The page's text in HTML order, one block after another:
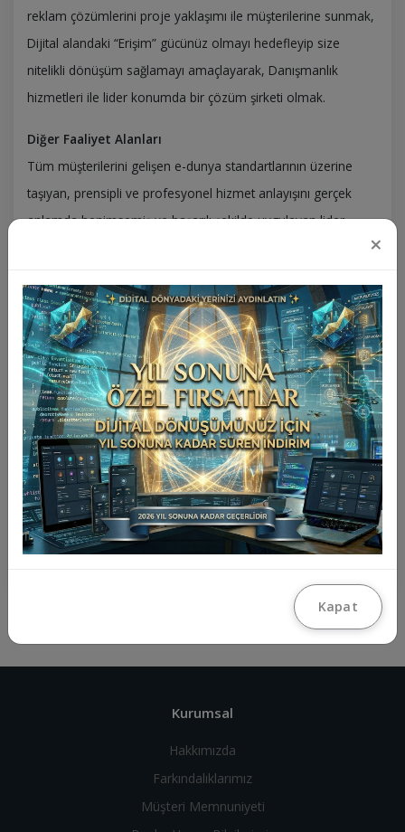
reklam çözümlerini proje yaklaşımı ile müşterilerine sunmak,
Dijital alandaki “Erişim” gücünüz olmayı hedefleyip size
nitelikli dönüşüm sağlamayı amaçlayarak, Danışmanlık
hizmetleri ile lider konumda bir çözüm şirketi olmak.
Diğer Faaliyet Alanları
Tüm müşterilerini gelişen e-dunya standartlarının üzerine
taşıyan, prensipli ve profesyonel hizmet anlayışını gerçek
anlamda benimsemiş ve başarılı şekilde uygulayan lider
Neden Biz?
Çünkü biz işimizi heyecanla yapıyoruz, çalışmaktan keyif
alıyoruz ve en büyük kazancın müşteri memnuniyeti
olduğuna inanıyoruz.
Bugüne kadar yer aldığımız projelerin tamamında sadece
müşteri talebini karşılamaya yönelik değil fonksiyonel, kolay
kullanımlı, geliştrilmeye açık ve daha da önemlisi kullanılacak
sistemler yaratmak için çalıştık ve başardık.
Kurumsal
Hakkımızda
Farkındalıklarımız
Müşteri Memnuniyeti
×
Kapat